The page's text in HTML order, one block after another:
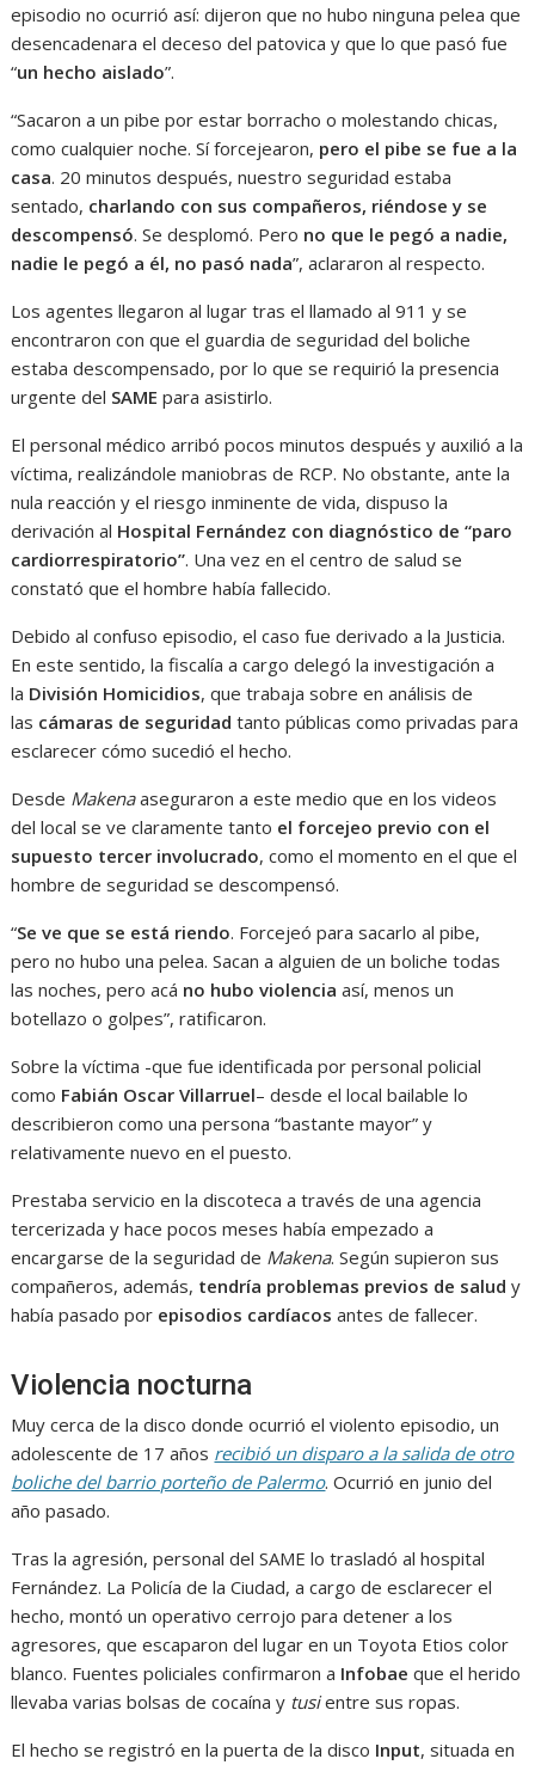
episodio no ocurrió así: dijeron que no hubo ninguna pelea que
desencadenara el deceso del patovica y que lo que pasó fue
“un hecho aislado”.
“Sacaron a un pibe por estar borracho o molestando chicas,
como cualquier noche. Sí forcejearon, pero el pibe se fue a la
casa. 20 minutos después, nuestro seguridad estaba
sentado, charlando con sus compañeros, riéndose y se
descompensó. Se desplomó. Pero no que le pegó a nadie,
nadie le pegó a él, no pasó nada”, aclararon al respecto.
Los agentes llegaron al lugar tras el llamado al 911 y se
encontraron con que el guardia de seguridad del boliche
estaba descompensado, por lo que se requirió la presencia
urgente del SAMEpara asistirlo.
El personal médico arribó pocos minutos después y auxilió a la
víctima, realizándole maniobras de RCP. No obstante, ante la
nula reacción y el riesgo inminente de vida, dispuso la
derivación al Hospital Fernández con diagnóstico de “paro
cardiorrespiratorio”. Una vez en el centro de salud se
constató que el hombre había fallecido.
Debido al confuso episodio, el caso fue derivado a la Justicia.
En este sentido, la fiscalía a cargo delegó la investigación a
la División Homicidios, que trabaja sobre en análisis de
las cámaras de seguridad tanto públicas como privadas para
esclarecer cómo sucedió el hecho.
Desde Makenaaseguraron a este medio que en los videos
del local se ve claramente tanto el forcejeo previo con el
supuesto tercer involucrado, como el momento en el que el
hombre de seguridad se descompensó.
“Se ve que se está riendo. Forcejeó para sacarlo al pibe,
pero no hubo una pelea. Sacan a alguien de un boliche todas
las noches, pero acá no hubo violenciaasí, menos un
botellazo o golpes”, ratificaron.
Sobre la víctima -que fue identificada por personal policial
como Fabián Oscar Villarruel– desde el local bailable lo
describieron como una persona “bastante mayor” y
relativamente nuevo en el puesto.
Prestaba servicio en la discoteca a través de una agencia
tercerizada y hace pocos meses había empezado a
encargarse de la seguridad de Makena. Según supieron sus
compañeros, además, tendría problemas previos de salud y
había pasado por episodios cardíacos antes de fallecer.
Violencia nocturna
Muy cerca de la disco donde ocurrió el violento episodio, un
adolescente de 17 años recibió un disparo a la salida de otro
boliche del barrio porteño de Palermo. Ocurrió en junio del
año pasado.
Tras la agresión, personal del SAME lo trasladó al hospital
Fernández. La Policía de la Ciudad, a cargo de esclarecer el
hecho, montó un operativo cerrojo para detener a los
agresores, que escaparon del lugar en un Toyota Etios color
blanco. Fuentes policiales confirmaron a Infobaeque el herido
llevaba varias bolsas de cocaína y tusientre sus ropas.
El hecho se registró en la puerta de la disco Input, situada en